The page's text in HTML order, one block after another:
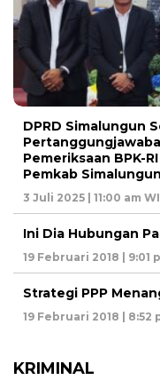
DPRD Simalungun
Pemeriksaan BPK-
Pemkab
3 Juli 2025 | 11:00 am
Ini Dia Hubungan
19 Februari 2018 | 9:01
Strategi PPP
19 Februari 2018 | 8:52
KRIMINAL